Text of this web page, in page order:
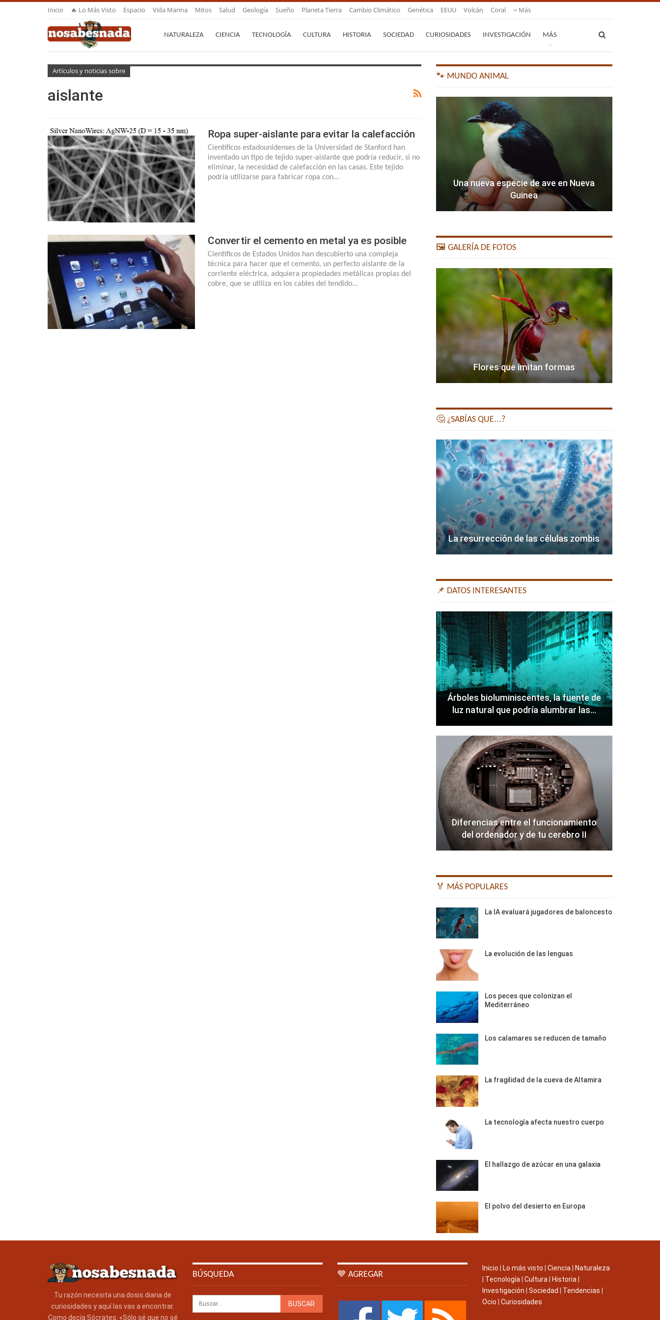
Inicio 🔥 Lo Más Visto Espacio Vida Marina Mitos Salud Geología Sueño Planeta Tierra Cambio Climático Genética EEUU Volcán Coral Más
NATURALEZA CIENCIA TECNOLOGÍA CULTURA HISTORIA SOCIEDAD CURIOSIDADES INVESTIGACIÓN MÁS
Artículos y noticias sobre
aislante
Ropa super-aislante para evitar la calefacción
Científicos estadounidenses de la Universidad de Stanford han
inventado un tipo de tejido super-aislante que podría reducir, si no
eliminar, la necesidad de calefacción en las casas. Este tejido
podría utilizarse para fabricar ropa con…
Convertir el cemento en metal ya es posible
Científicos de Estados Unidos han descubierto una compleja
técnica para hacer que el cemento, un perfecto aislante de la
corriente eléctrica, adquiera propiedades metálicas propias del
cobre, que se utiliza en los cables del tendido…
🐾 MUNDO ANIMAL
Una nueva especie de ave en Nueva
Guinea
🖼️ GALERÍA DE FOTOS
Flores que imitan formas
🤔 ¿SABÍAS QUE...?
La resurrección de las células zombis
📌 DATOS INTERESANTES
Árboles bioluminiscentes, la fuente de
luz natural que podría alumbrar las…
Diferencias entre el funcionamiento
del ordenador y de tu cerebro II
🏅 MÁS POPULARES
La IA evaluará jugadores de baloncesto
La evolución de las lenguas
Los peces que colonizan el
Mediterráneo
Los calamares se reducen de tamaño
La fragilidad de la cueva de Altamira
La tecnología afecta nuestro cuerpo
El hallazgo de azúcar en una galaxia
El polvo del desierto en Europa
Tu razón necesita una dosis diaria de
curiosidades y aquí las vas a encontrar.
Como decía Sócrates: «Sólo sé que no sé
BÚSQUEDA 💙 AGREGAR
Inicio Lo más visto Ciencia
Naturaleza
Tecnología Cultura Historia
Investigación
Sociedad Tendencias
Ocio
Curiosidades